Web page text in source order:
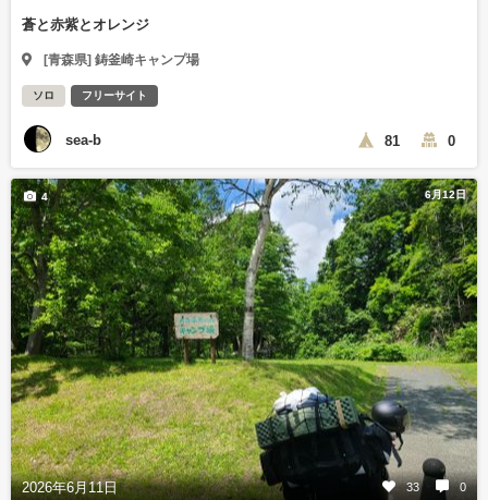
蒼と赤紫とオレンジ
[青森県] 鋳釜崎キャンプ場
ソロ フリーサイト
sea-b 81 0
6月12日
2026年6月11日 33 0
4